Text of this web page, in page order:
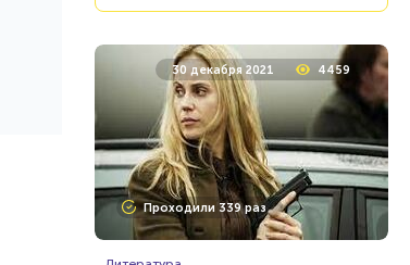
30 декабря 2021 4459
Проходили 339 раз